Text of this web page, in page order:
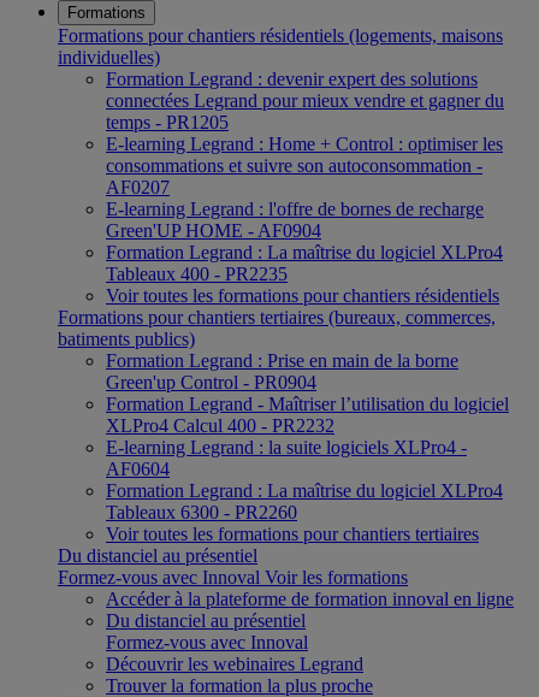
Formations
Formations pour chantiers résidentiels (logements, maisons
individuelles)
Formation Legrand : devenir expert des solutions
connectées Legrand pour mieux vendre et gagner du
temps - PR1205
E-learning Legrand : Home + Control : optimiser les
consommations et suivre son autoconsommation -
AF0207
E-learning Legrand : l'offre de bornes de recharge
Green'UP HOME - AF0904
Formation Legrand : La maîtrise du logiciel XLPro4
Tableaux 400 - PR2235
Voir toutes les formations pour chantiers résidentiels
Formations pour chantiers tertiaires (bureaux, commerces,
batiments publics)
Formation Legrand : Prise en main de la borne
Green'up Control - PR0904
Formation Legrand - Maîtriser l’utilisation du logiciel
XLPro4 Calcul 400 - PR2232
E-learning Legrand : la suite logiciels XLPro4 -
AF0604
Formation Legrand : La maîtrise du logiciel XLPro4
Tableaux 6300 - PR2260
Voir toutes les formations pour chantiers tertiaires
Du distanciel au présentiel
Formez-vous avec Innoval Voir les formations
Accéder à la plateforme de formation innoval en ligne
Du distanciel au présentiel
Formez-vous avec Innoval
Découvrir les webinaires Legrand
Trouver la formation la plus proche